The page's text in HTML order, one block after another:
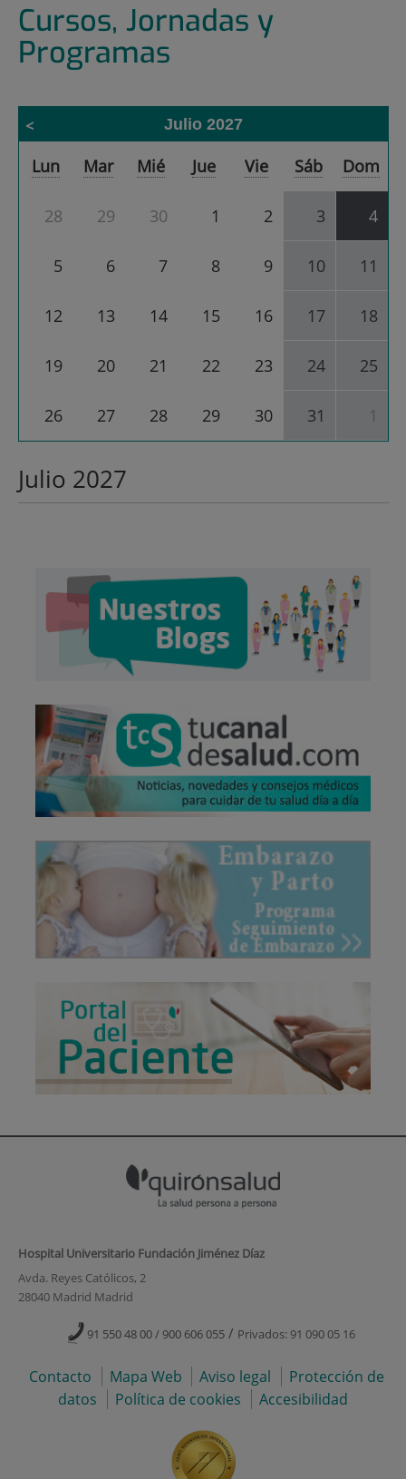
Cursos, Jornadas y
Programas
Julio 2027
Jornadas
correspondiente
Lun Mar Mié Jue Vie Sáb Dom
28 29 30 1 2 3 4
5 6 7 8 9 10 11
12 13 14 15 16 17 18
19 20 21 22 23 24 25
26 27 28 29 30 31 1
Julio 2027
Hospital Universitario Fundación Jiménez Díaz
Avda. Reyes Católicos, 2
28040 Madrid Madrid
91 550 48 00 / 900 606 055 / Privados: 91 090 05 16
Contacto Mapa Web Aviso legal
Protección de
datos
Política de cookies Accesibilidad